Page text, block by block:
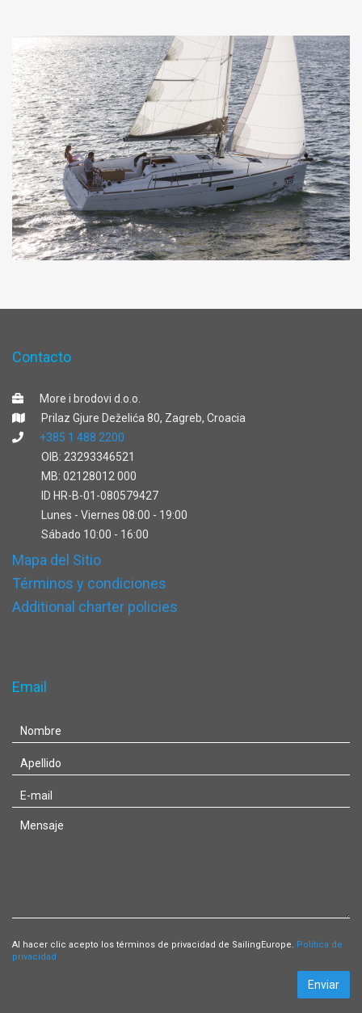
Contacto
More i brodovi d.o.o.
Prilaz Gjure Deželića 80, Zagreb, Croacia
+385 1 488 2200
OIB: 23293346521
MB: 02128012 000
ID HR-B-01-080579427
Lunes - Viernes 08:00 - 19:00
Sábado 10:00 - 16:00
Mapa del Sitio
Términos y condiciones
Additional charter policies
Email
Al hacer clic acepto los términos de privacidad de SailingEurope. Política de
privacidad
Enviar